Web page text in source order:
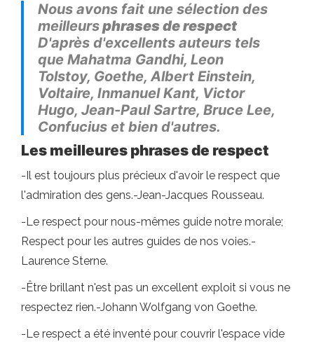
Nous avons fait une sélection des
meilleursphrases de respect
D'après d'excellents auteurs tels
que Mahatma Gandhi, Leon
Tolstoy, Goethe, Albert Einstein,
Voltaire, Inmanuel Kant, Victor
Hugo, Jean-Paul Sartre, Bruce Lee,
Confucius et bien d'autres.
Les meilleures phrases de respect
-Il est toujours plus précieux d'avoir le respect que
l'admiration des gens.-Jean-Jacques Rousseau.
-Le respect pour nous-mêmes guide notre morale;
Respect pour les autres guides de nos voies.-
Laurence Sterne.
-Être brillant n'est pas un excellent exploit si vous ne
respectez rien.-Johann Wolfgang von Goethe.
-Le respect a été inventé pour couvrir l'espace vide